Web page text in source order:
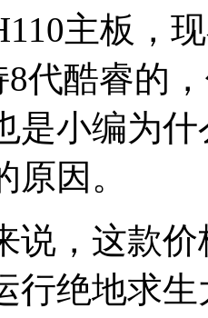
主板，
8代酷睿的
是小编为
因。
说，这款
行绝地求